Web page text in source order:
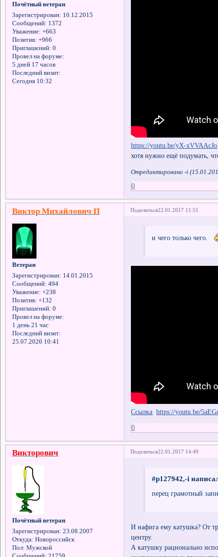
Почётный ветеран
Зарегистрирован: 10.12.2015
Сообщений: 1372
Уважение: +663
Позитив: +966
Приглашений: 0
Провел на форуме:
5 дней 17 часов
Последний визит:
Сегодня 10:32
https://youtu.be/yX-xVVAAcJo
хотя нужно ещё подумать,
Отредактировано -i
0
Поделиться22.01.2017 11:51
Виктор Михайлович П
Ветеран
Зарегистрирован: 14.01.2015
Сообщений: 494
Уважение: +238
Позитив: +132
Приглашений: 0
Провел на форуме:
1 день 21 час
Последний визит:
25.07.2026 10:41
и чего только чего.
Ссылка https://youtu.be/
0
Поделиться22.01.2017 14:49
Викторович
Почётный ветеран
Зарегистрирован: 23.08.2007
Откуда: Новороссийск
Пол: Мужской
#p127942,-i
перец грамотный
И нафига ему катушка? От
центру.
А катушку рационально